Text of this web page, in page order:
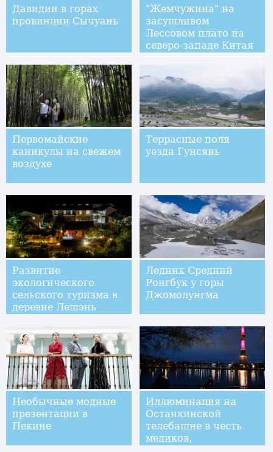
Давидии в горах
провинции Сычуань
"Жемчужина" на
засушливом
Лессовом плато на
северо-западе Китая
Первомайские
каникулы на свежем
воздухе
Террасные поля
уезда Гунсянь
Развитие
экологического
сельского туризма в
деревне Лешэнь
Ледник Средний
Ронгбук у горы
Джомолунгма
Необычные модные
презентации в
Пекине
Иллюминация на
Останкинской
телебашне в честь
медиков,